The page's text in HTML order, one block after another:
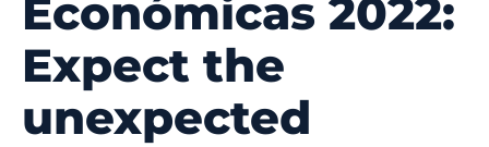
Económicas 2022:
Expect the
unexpected